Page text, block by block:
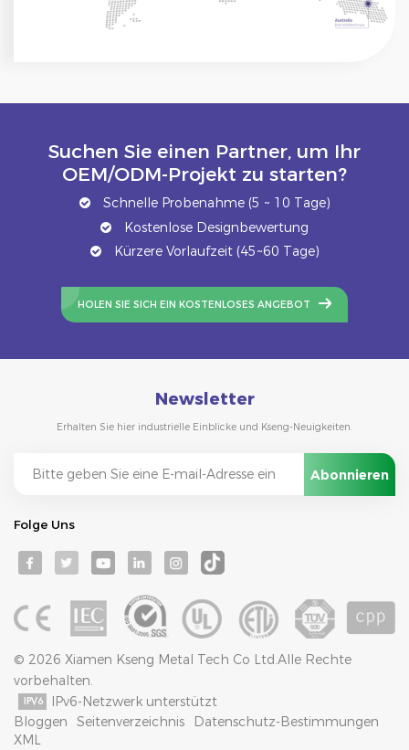
Suchen Sie einen Partner, um Ihr
OEM/ODM-Projekt zu starten?
Schnelle Probenahme (5 ~ 10 Tage)
Kostenlose Designbewertung
Kürzere Vorlaufzeit (45~60 Tage)
HOLEN SIE SICH EIN KOSTENLOSES ANGEBOT
Newsletter
Erhalten Sie hier industrielle Einblicke und Kseng-Neuigkeiten.
Folge Uns
© 2026 Xiamen Kseng Metal Tech Co Ltd.Alle Rechte
vorbehalten.
IPv6-Netzwerk unterstützt
Bloggen
Seitenverzeichnis
Datenschutz-Bestimmungen
XML